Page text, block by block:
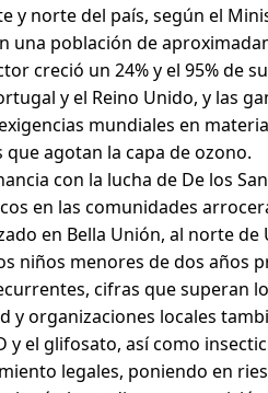
y norte del país, según el
una población de
creció un 24% y el 95% de
y el Reino Unido, y las
mundiales en
agotan la capa de ozono.
con la lucha de De los
en las comunidades
en Bella Unión, al norte
niños menores de dos años
cifras que superan
y organizaciones locales
y el glifosato, así como
legales, poniendo en